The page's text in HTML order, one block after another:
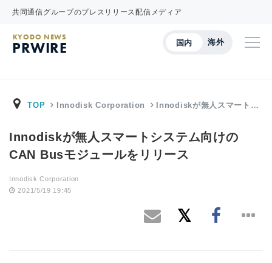
共同通信グループのプレスリリース配信メディア
国内 海外
KYODO NEWS
PRWIRE
TOP Innodisk Corporation Innodiskが無人スマート…
Innodiskが無人スマートシステム向けの
CAN Busモジュールをリリース
Innodisk Corporation
2021/5/19 19:45